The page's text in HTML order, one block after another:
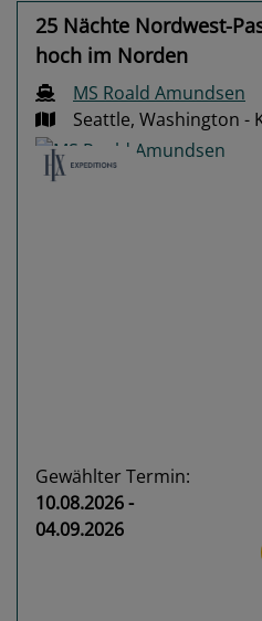
25 Nächte Nordwest-
hoch im Norden
MS Roald Amundsen
Seattle, Washington -
Gewählter Termin:
10.08.2026 -
04.09.2026